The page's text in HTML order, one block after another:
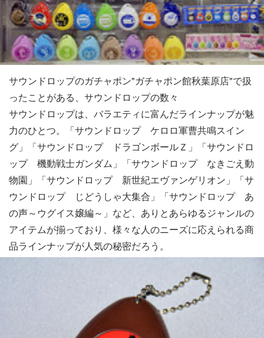
サウンドロップのガチャポン"ガチャポン館秋葉原店"で扱
ったことがある、サウンドロップの数々
サウンドロップは、バラエティに富んだラインナップが魅
力のひとつ。「サウンドロップ ケロロ軍曹共鳴スイン
グ」「サウンドロップ ドラゴンボールＺ」「サウンドロ
ップ 機動戦士ガンダム」「サウンドロップ なきごえ動
物園」「サウンドロップ 新世紀エヴァンゲリオン」「サ
ウンドロップ じどうしゃ大集合」「サウンドロップ あ
の声～ウグイス嬢編～」など、ありとあらゆるジャンルの
アイテムが揃っており、様々な人のニーズに応えられる商
品ラインナップが人気の秘密だろう。